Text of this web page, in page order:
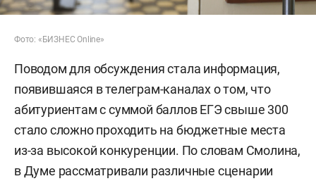
Фото: «БИЗНЕС Online»
Поводом для обсуждения стала информация,
появившаяся в телеграм-каналах о том, что
абитуриентам с суммой баллов ЕГЭ свыше 300
стало сложно проходить на бюджетные места
из-за высокой конкуренции. По словам Смолина,
в Думе рассматривали различные сценарии